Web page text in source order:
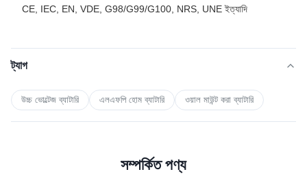
CE, IEC, EN, VDE, G98/G99/G100, NRS, UNE ইত্যাদি
ট্যাগ
উচ্চ ভোল্টেজ ব্যাটারি এলএফপি হোম ব্যাটারি ওয়াল মাউন্ট করা ব্যাটারি
সম্পর্কিত পণ্য